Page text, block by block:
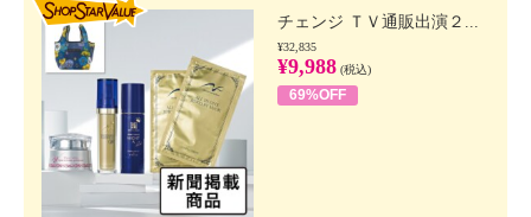
チェンジ ＴＶ通販出演２...
¥32,835
¥9,988 (税込)
69%OFF